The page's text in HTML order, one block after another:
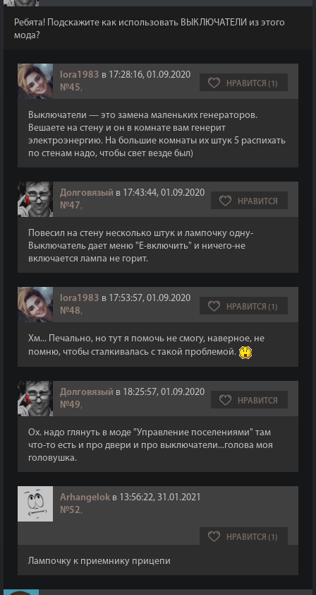
Ребята! Подскажите как использовать ВЫКЛЮЧАТЕЛИ из этого
мода?
lora1983 в 17:28:16, 01.09.2020
№45, НРАВИТСЯ (1)
Выключатели — это замена маленьких генераторов.
Вешаете на стену и он в комнате вам генерит
электроэнергию. На большие комнаты их штук 5 распихать
по стенам надо, чтобы свет везде был)
Долговязый в 17:43:44, 01.09.2020
№47, НРАВИТСЯ
Повесил на стену несколько штук и лампочку одну-
Выключатель дает меню "Е-включить" и ничего-не
включается лампа не горит.
lora1983 в 17:53:57, 01.09.2020
№48, НРАВИТСЯ (1)
Хм... Печально, но тут я помочь не смогу, наверное, не
помню, чтобы сталкивалась с такой проблемой.
Долговязый в 18:25:57, 01.09.2020
№49, НРАВИТСЯ
Ох. надо глянуть в моде "Управление поселениями" там
что-то есть и про двери и про выключатели...голова моя
головушка.
Arhangelok в 13:56:22, 31.01.2021
№52,
НРАВИТСЯ (1)
Лампочку к приемнику прицепи